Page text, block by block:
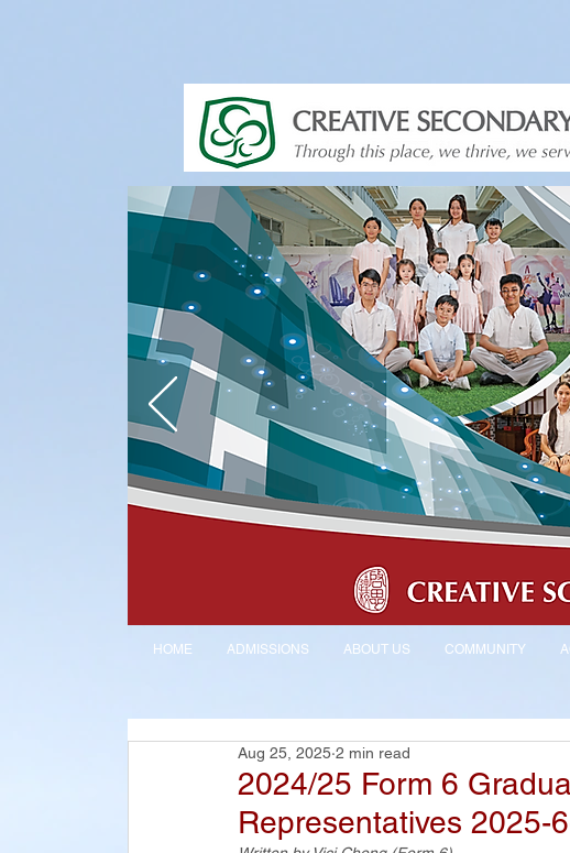
HOME ADMISSIONS ABOUT US COMMUNITY
2024/25 Form 6
Representatives 2025-
Aug 25, 2025 2 min read